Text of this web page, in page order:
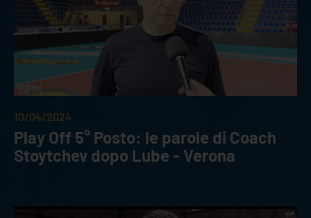
10/04/2024
Play Off 5° Posto: le parole di Coach
Stoytchev dopo Lube - Verona